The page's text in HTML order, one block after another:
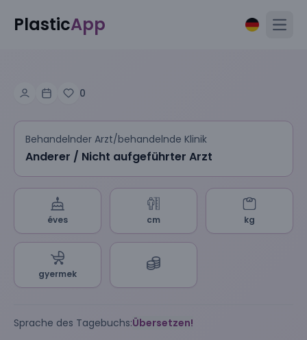
PlasticApp
0
Behandelnder Arzt/behandelnde Klinik
Anderer / Nicht aufgeführter Arzt
éves cm kg
gyermek
Sprache des Tagebuchs:Übersetzen!